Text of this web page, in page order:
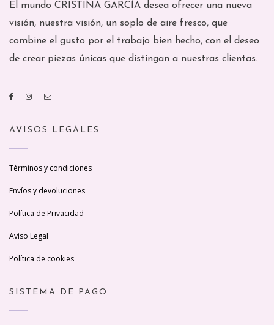
El mundo CRISTINA GARCÍA desea ofrecer una nueva
visión, nuestra visión, un soplo de aire fresco, que
combine el gusto por el trabajo bien hecho, con el deseo
de crear piezas únicas que distingan a nuestras clientas.
AVISOS LEGALES
Términos y condiciones
Envíos y devoluciones
Política de Privacidad
Aviso Legal
Política de cookies
SISTEMA DE PAGO